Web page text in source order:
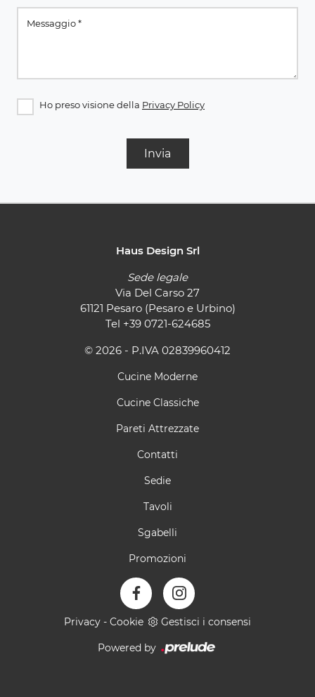
Ho preso visione della Privacy Policy
Invia
Haus Design Srl
Sede legale
Via Del Carso 27
61121 Pesaro (Pesaro e Urbino)
Tel +39 0721-624685
© 2026 - P.IVA 02839960412
Cucine Moderne
Cucine Classiche
Pareti Attrezzate
Contatti
Sedie
Tavoli
Sgabelli
Promozioni
Privacy - Cookie Gestisci i consensi
Powered by